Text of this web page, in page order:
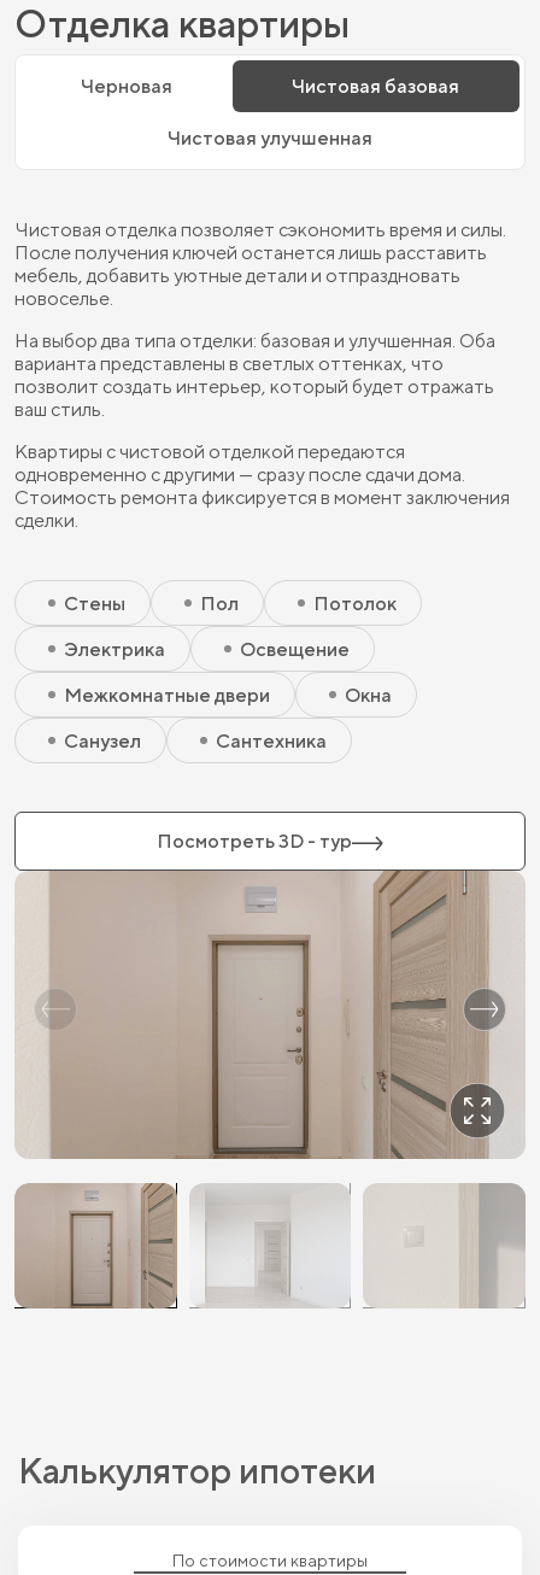
Отделка квартиры
Черновая Чистовая базовая
Чистовая улучшенная
Чистовая отделка позволяет сэкономить время и силы.
После получения ключей останется лишь расставить
мебель, добавить уютные детали и отпраздновать
новоселье.
На выбор два типа отделки: базовая и улучшенная. Оба
варианта представлены в светлых оттенках, что
позволит создать интерьер, который будет отражать
ваш стиль.
Квартиры с чистовой отделкой передаются
одновременно с другими — сразу после сдачи дома.
Стоимость ремонта фиксируется в момент заключения
сделки.
Скрытый элемент 2 - Чистовая базовая
Скрытый элемент 1 - Чистовая базовая
Стены
Пол
Потолок
Электрика
Освещение
Межкомнатные двери
Окна
Санузел
Сантехника
Посмотреть 3D - тур
Калькулятор ипотеки
По стоимости квартиры